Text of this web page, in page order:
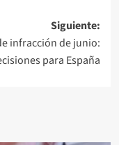
Siguiente:
infracción de junio:
para España